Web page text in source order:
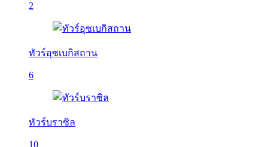
2
ทัวร์อุซเบกิสถาน
6
ทัวร์บราซิล
10